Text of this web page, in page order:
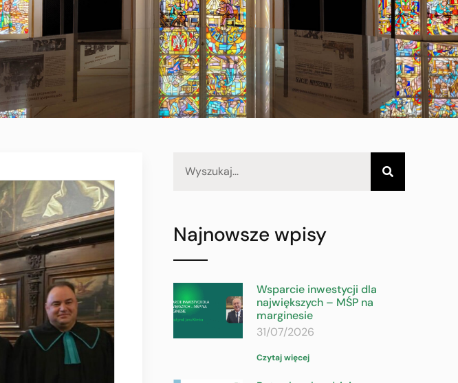
Najnowsze wpisy
Wsparcie inwestycji dla
największych – MŚP na
marginesie
31/07/2026
Czytaj więcej